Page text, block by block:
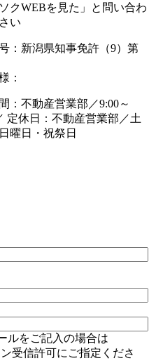
ソクWEBを見た」と問い合わ
い
：新潟県知事免許（9）第
：
：不動産営業部／9:00～
定休日：不動産営業部／土
曜日・祝祭日
ルをご記入の場合は
受信許可にご指定くださ